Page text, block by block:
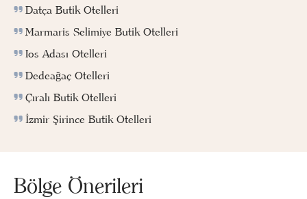
Datça Butik Otelleri
Marmaris Selimiye Butik Otelleri
Ios Adası Otelleri
Dedeağaç Otelleri
Çıralı Butik Otelleri
İzmir Şirince Butik Otelleri
Bölge Önerileri